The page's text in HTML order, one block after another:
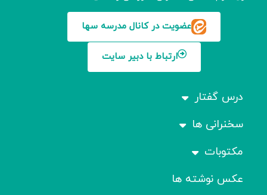
عضویت در کانال مدرسه سها
ارتباط با دبیر سایت
درس گفتار
سخنرانی ها
مکتوبات
عکس نوشته ها